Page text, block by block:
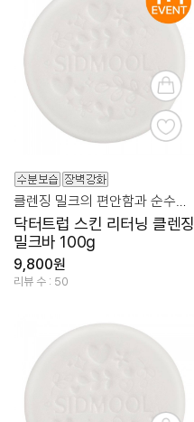
닥터트럽 스킨 리터닝 클렌징
밀크바 100g
9,800원
리뷰 수 : 50